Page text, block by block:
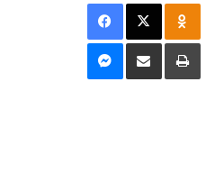
Messenger
Distribuie prin mail